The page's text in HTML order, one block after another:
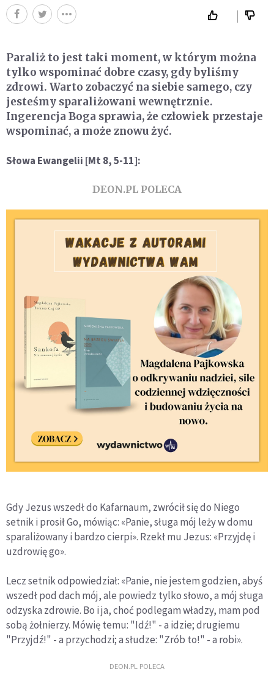
Paraliż to jest taki moment, w którym można
tylko wspominać dobre czasy, gdy byliśmy
zdrowi. Warto zobaczyć na siebie samego, czy
jesteśmy sparaliżowani wewnętrznie.
Ingerencja Boga sprawia, że człowiek przestaje
wspominać, a może znowu żyć.
Słowa Ewangelii [Mt 8, 5-11]:
DEON.PL POLECA
Gdy Jezus wszedł do Kafarnaum, zwrócił się do Niego
setnik i prosił Go, mówiąc: «Panie, sługa mój leży w domu
sparaliżowany i bardzo cierpi». Rzekł mu Jezus: «Przyjdę i
uzdrowię go».
Lecz setnik odpowiedział: «Panie, nie jestem godzien, abyś
wszedł pod dach mój, ale powiedz tylko słowo, a mój sługa
odzyska zdrowie. Bo i ja, choć podlegam władzy, mam pod
sobą żołnierzy. Mówię temu: "Idź!" - a idzie; drugiemu
"Przyjdź!" - a przychodzi; a słudze: "Zrób to!" - a robi».
DEON.PL POLECA